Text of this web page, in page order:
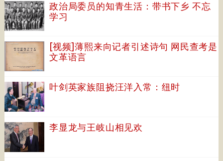
政治局委员的知青生活：带书下乡 不忘
学习
[视频]薄熙来向记者引述诗句 网民查考是
文革语言
叶剑英家族阻挠汪洋入常：纽时
李显龙与王岐山相见欢